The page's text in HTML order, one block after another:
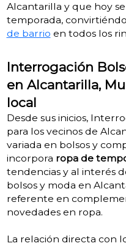
Alcantarilla y que hoy
temporada,
de barrio en todos los
Interrogación
en Alcantarilla,
local
Desde sus inicios,
para los vecinos de
variada en bolsos y
incorpora ropa de
tendencias y al interés
bolsos y moda en
referente en
novedades en ropa.
La relación directa con